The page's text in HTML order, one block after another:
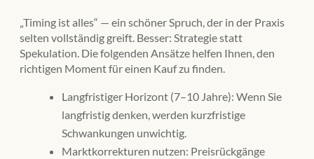
„Timing ist alles“ — ein schöner Spruch, der in der Praxis
selten vollständig greift. Besser: Strategie statt
Spekulation. Die folgenden Ansätze helfen Ihnen, den
richtigen Moment für einen Kauf zu finden.
Langfristiger Horizont (7–10 Jahre): Wenn Sie
langfristig denken, werden kurzfristige
Schwankungen unwichtig.
Marktkorrekturen nutzen: Preisrückgänge